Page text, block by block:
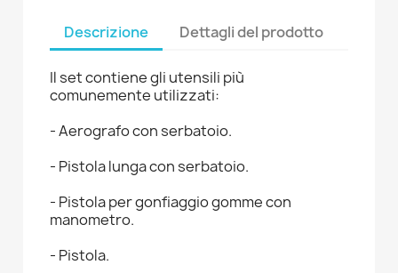
Descrizione Dettagli del prodotto
Il set contiene gli utensili più
comunemente utilizzati:
- Aerografo con serbatoio.
- Pistola lunga con serbatoio.
- Pistola per gonfiaggio gomme con
manometro.
- Pistola.